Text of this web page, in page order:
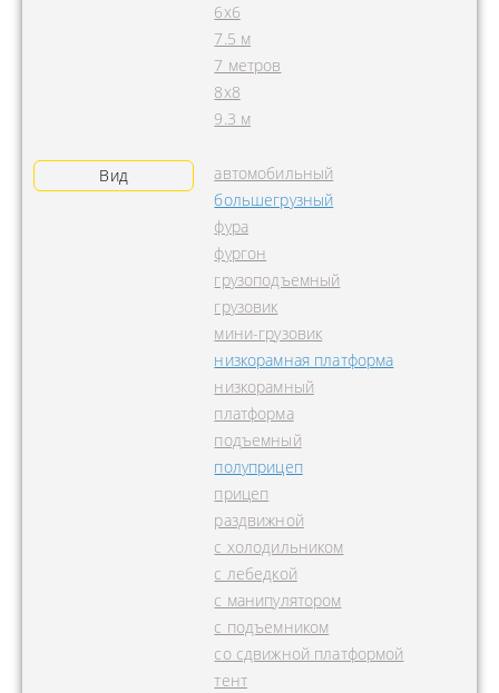
6х6
7.5 м
7 метров
8х8
9.3 м
Вид
автомобильный
большегрузный
фура
фургон
грузоподъемный
грузовик
мини-грузовик
низкорамная платформа
низкорамный
платформа
подъемный
полуприцеп
прицеп
раздвижной
с холодильником
с лебедкой
с манипулятором
с подъемником
со сдвижной платформой
тент